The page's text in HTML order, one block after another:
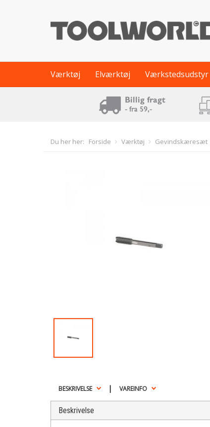
Værktøj Elværktøj Værkstedsudstyr
Du her her: Forside Værktøj Gevindskæresæt
BESKRIVELSE | VAREINFO
Beskrivelse